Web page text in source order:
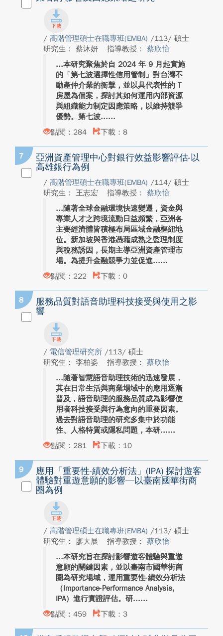
/ 高階管理碩士在職專班(EMBA) /113/ 碩士
研究生： 蔡沐妍
指導教授： 蔡欣怡
本研究聚焦於自 2024 年 9 月起實施
的「第七波選擇性信用管制」對台灣不
動產仲介業的衝擊，並以具代表性的 T
房屋為個案，探討其如何運用內部資源
與組織能力制定因應策略，以維持競爭
優勢。第七波...
點閱：284
下載：8
7
亞洲資產管理中心對銀行效益影響評估-以
高雄銀行為例
/ 高階管理碩士在職專班(EMBA) /114/ 碩士
研究生： 王志宏
指導教授： 蔡欣怡
隨著全球金融環境快速變遷，資金與
專業人才之跨境流動日益頻繁，亞洲各
主要經濟體皆積極布局區域金融樞紐地
位。新加坡與香港憑藉成熟之監理制度
與稅務誘因，長期主導亞洲資產管理市
場。為提升金融競爭力並促進...
點閱：222
下載：0
8
服務品質對語音助理科技接受與使用之影
響
/ 電信管理研究所 /113/ 碩士
研究生： 李柏姿
指導教授： 蔡欣怡
隨著智慧語音助理技術的迅速發展，
其在日常生活與商業場域中的應用逐漸
普及，語音助理的服務品質成為影響使
用者科技接受與行為意向的重要因素。
過去對語音助理的研究多集中於功能
性、人格特質或隱私問題，本研...
點閱：281
下載：10
9
應用「重要性-績效分析法」(IPA) 探討遊客
體驗對重遊意願的影響—以臺南國華街商
圈為例
/ 高階管理碩士在職專班(EMBA) /113/ 碩士
研究生： 廖大展
指導教授： 蔡欣怡
本研究旨在探討影響遊客體驗與重遊
意願的關鍵因素，並以臺南市國華街商
圈為研究場域，運用重要性-績效分析法
（Importance-Performance Analysis,
IPA）進行實證評估。研...
點閱：459
下載：3